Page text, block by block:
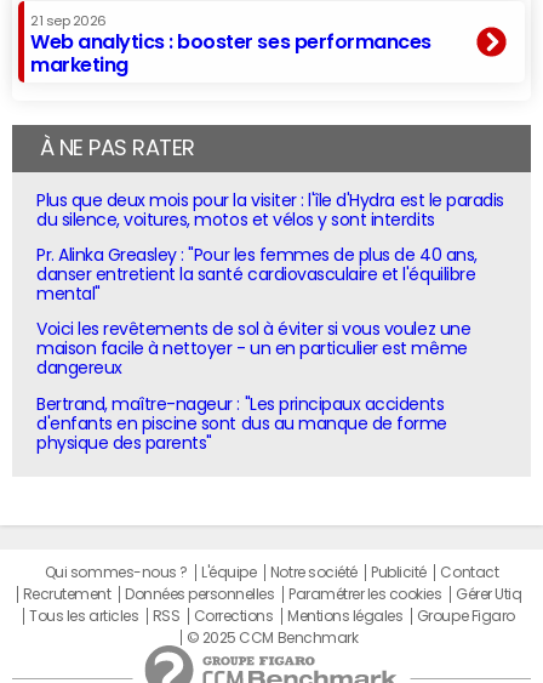
21 sep 2026
Web analytics : booster ses performances
marketing
À NE PAS RATER
Plus que deux mois pour la visiter : l'île d'Hydra est le paradis
du silence, voitures, motos et vélos y sont interdits
Pr. Alinka Greasley : "Pour les femmes de plus de 40 ans,
danser entretient la santé cardiovasculaire et l'équilibre
mental"
Voici les revêtements de sol à éviter si vous voulez une
maison facile à nettoyer - un en particulier est même
dangereux
Bertrand, maître-nageur : "Les principaux accidents
d'enfants en piscine sont dus au manque de forme
physique des parents"
Qui sommes-nous ? L'équipe Notre société Publicité
Contact
Recrutement
Données personnelles Paramétrer les cookies
Gérer Utiq
Tous les articles
RSS Corrections Mentions légales
Groupe Figaro
© 2025 CCM Benchmark